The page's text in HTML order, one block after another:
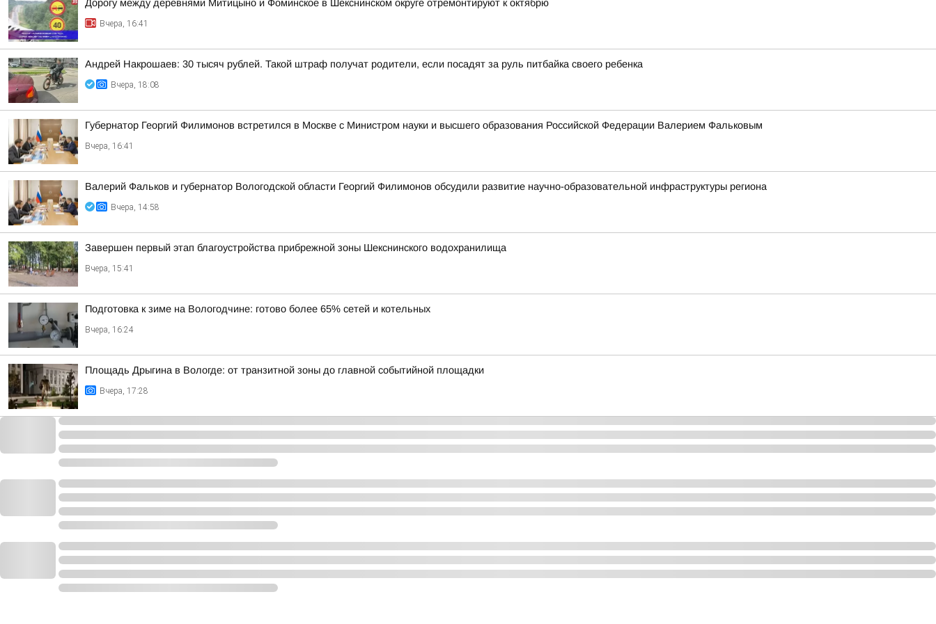
Дорогу между деревнями Митицыно и Фоминское в Шекснинском округе отремонтируют к октябрю
Вчера, 16:41
Андрей Накрошаев: 30 тысяч рублей. Такой штраф получат родители, если посадят за руль питбайка своего ребенка
Вчера, 18:08
Губернатор Георгий Филимонов встретился в Москве с Министром науки и высшего образования Российской Федерации Валерием Фальковым
Вчера, 16:41
Валерий Фальков и губернатор Вологодской области Георгий Филимонов обсудили развитие научно-образовательной инфраструктуры региона
Вчера, 14:58
Завершен первый этап благоустройства прибрежной зоны Шекснинского водохранилища
Вчера, 15:41
Подготовка к зиме на Вологодчине: готово более 65% сетей и котельных
Вчера, 16:24
Площадь Дрыгина в Вологде: от транзитной зоны до главной событийной площадки
Вчера, 17:28